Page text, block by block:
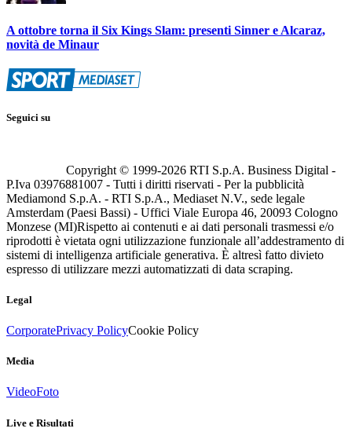
A ottobre torna il Six Kings Slam: presenti Sinner e Alcaraz,
novità de Minaur
Seguici su
Copyright © 1999-2026 RTI S.p.A. Business Digital -
P.Iva 03976881007 - Tutti i diritti riservati - Per la pubblicità
Mediamond S.p.A. - RTI S.p.A., Mediaset N.V., sede legale
Amsterdam (Paesi Bassi) - Uffici Viale Europa 46, 20093 Cologno
Monzese (MI)Rispetto ai contenuti e ai dati personali trasmessi e/o
riprodotti è vietata ogni utilizzazione funzionale all’addestramento di
sistemi di intelligenza artificiale generativa. È altresì fatto divieto
espresso di utilizzare mezzi automatizzati di data scraping.
Legal
CorporatePrivacy PolicyCookie Policy
Media
VideoFoto
Live e Risultati